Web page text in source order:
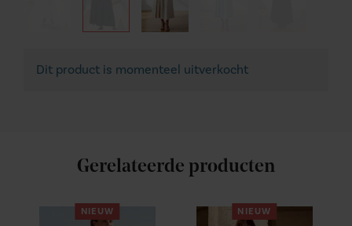
Dit product is momenteel uitverkocht
Gerelateerde producten
NIEUW NIEUW